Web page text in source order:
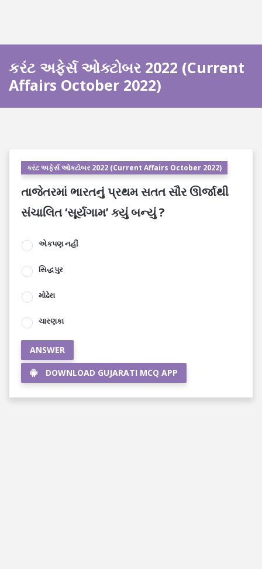
કરંટ અફેર્સ ઓક્ટોબર 2022 (Current
Affairs October 2022)
કરંટ અફેર્સ ઓક્ટોબર 2022 (Current Affairs October 2022)
તાજેતરમાં ભારતનું પ્રથમ સતત સૌર ઊર્જાથી
સંચાલિત ‘સૂર્યગામ’ ક્યું બન્યું ?
એકપણ નહીં
સિદ્ધપુર
મોઢેરા
ચારણકા
ANSWER
DOWNLOAD GUJARATI MCQ APP